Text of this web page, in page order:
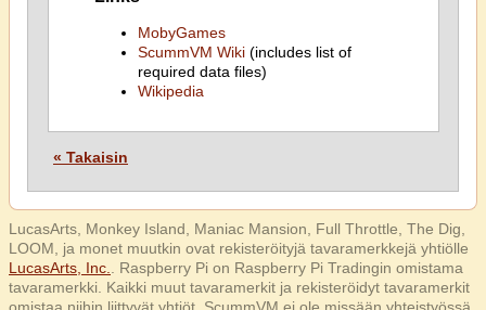
MobyGames
ScummVM Wiki(includes list of
required data files)
Wikipedia
« Takaisin
LucasArts, Monkey Island, Maniac Mansion, Full Throttle, The Dig,
LOOM, ja monet muutkin ovat rekisteröityjä tavaramerkkejä yhtiölle
LucasArts, Inc.
. Raspberry Pi on Raspberry Pi Tradingin omistama
tavaramerkki. Kaikki muut tavaramerkit ja rekisteröidyt tavaramerkit